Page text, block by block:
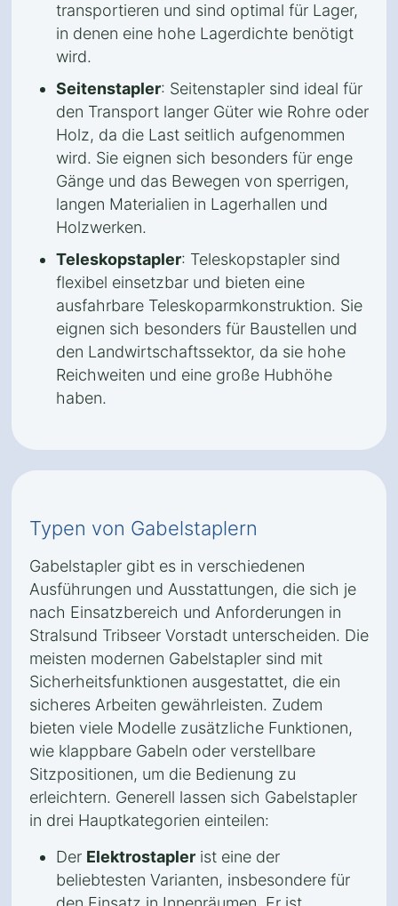
transportieren und sind optimal für Lager,
in denen eine hohe Lagerdichte benötigt
wird.
Seitenstapler: Seitenstapler sind ideal für
den Transport langer Güter wie Rohre oder
Holz, da die Last seitlich aufgenommen
wird. Sie eignen sich besonders für enge
Gänge und das Bewegen von sperrigen,
langen Materialien in Lagerhallen und
Holzwerken.
Teleskopstapler: Teleskopstapler sind
flexibel einsetzbar und bieten eine
ausfahrbare Teleskoparmkonstruktion. Sie
eignen sich besonders für Baustellen und
den Landwirtschaftssektor, da sie hohe
Reichweiten und eine große Hubhöhe
haben.
Typen von Gabelstaplern
Gabelstapler gibt es in verschiedenen
Ausführungen und Ausstattungen, die sich je
nach Einsatzbereich und Anforderungen in
Stralsund Tribseer Vorstadt unterscheiden. Die
meisten modernen Gabelstapler sind mit
Sicherheitsfunktionen ausgestattet, die ein
sicheres Arbeiten gewährleisten. Zudem
bieten viele Modelle zusätzliche Funktionen,
wie klappbare Gabeln oder verstellbare
Sitzpositionen, um die Bedienung zu
erleichtern. Generell lassen sich Gabelstapler
in drei Hauptkategorien einteilen:
Der Elektrostapler ist eine der
beliebtesten Varianten, insbesondere für